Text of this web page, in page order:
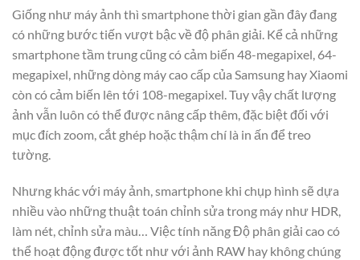
Giống như máy ảnh thì smartphone thời gian gần đây đang
có những bước tiến vượt bậc về độ phân giải. Kể cả những
smartphone tầm trung cũng có cảm biến 48-megapixel, 64-
megapixel, những dòng máy cao cấp của Samsung hay Xiaomi
còn có cảm biến lên tới 108-megapixel. Tuy vậy chất lượng
ảnh vẫn luôn có thể được nâng cấp thêm, đặc biệt đối với
mục đích zoom, cắt ghép hoặc thậm chí là in ấn để treo
tường.
Nhưng khác với máy ảnh, smartphone khi chụp hình sẽ dựa
nhiều vào những thuật toán chỉnh sửa trong máy như HDR,
làm nét, chỉnh sửa màu… Việc tính năng Độ phân giải cao có
thể hoạt động được tốt như với ảnh RAW hay không chúng